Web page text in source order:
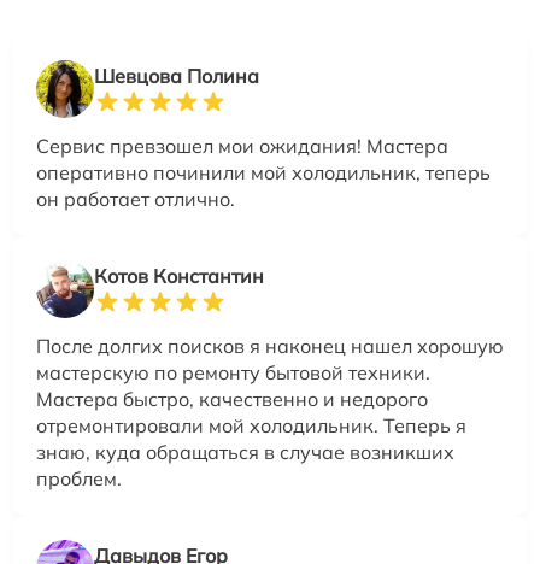
Шевцова Полина
Сервис превзошел мои ожидания! Мастера
оперативно починили мой холодильник, теперь
он работает отлично.
Котов Константин
После долгих поисков я наконец нашел хорошую
мастерскую по ремонту бытовой техники.
Мастера быстро, качественно и недорого
отремонтировали мой холодильник. Теперь я
знаю, куда обращаться в случае возникших
проблем.
Давыдов Егор